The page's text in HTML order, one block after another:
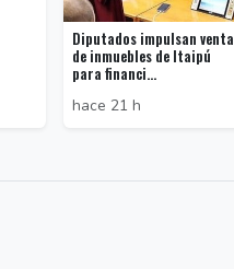
Diputados impulsan venta
de inmuebles de Itaipú
para financi...
hace 21 h